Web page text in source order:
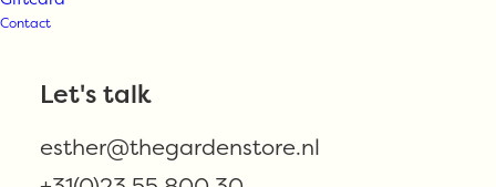
Contact
Let's talk
esther@thegardenstore.nl
Kleur